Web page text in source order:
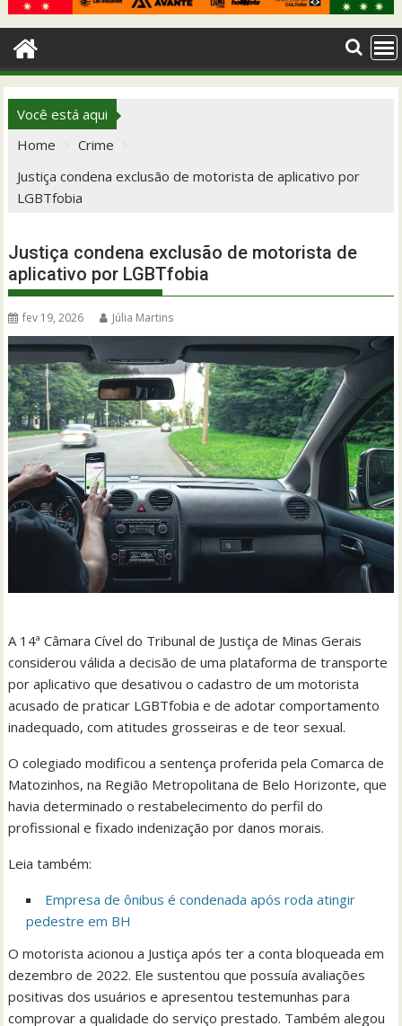
Você está aqui
Home
Crime
Justiça condena exclusão de motorista de aplicativo por
LGBTfobia
Justiça condena exclusão de motorista de
aplicativo por LGBTfobia
fev 19, 2026 Júlia Martins
A 14ª Câmara Cível do Tribunal de Justiça de Minas Gerais
considerou válida a decisão de uma plataforma de transporte
por aplicativo que desativou o cadastro de um motorista
acusado de praticar LGBTfobia e de adotar comportamento
inadequado, com atitudes grosseiras e de teor sexual.
O colegiado modificou a sentença proferida pela Comarca de
Matozinhos, na Região Metropolitana de Belo Horizonte, que
havia determinado o restabelecimento do perfil do
profissional e fixado indenização por danos morais.
Leia também:
Empresa de ônibus é condenada após roda atingir
pedestre em BH
O motorista acionou a Justiça após ter a conta bloqueada em
dezembro de 2022. Ele sustentou que possuía avaliações
positivas dos usuários e apresentou testemunhas para
comprovar a qualidade do serviço prestado. Também alegou